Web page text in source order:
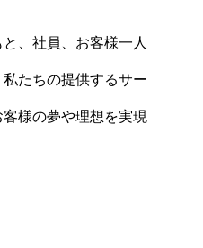
、社員、お客様一人
たちの提供するサー
様の夢や理想を実現